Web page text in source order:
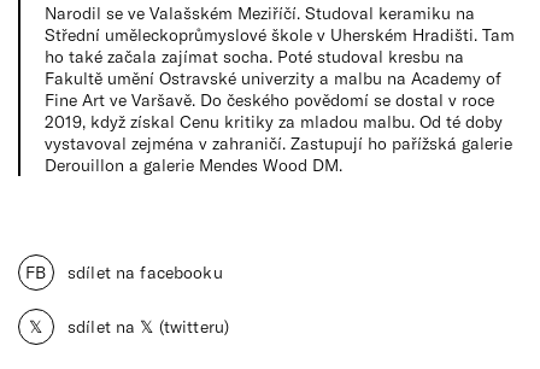
Narodil se ve Valašském Meziříčí. Studoval keramiku na
Střední uměleckoprůmyslové škole v Uherském Hradišti. Tam
ho také začala zajímat socha. Poté studoval kresbu na
Fakultě umění Ostravské univerzity a malbu na Academy of
Fine Art ve Varšavě. Do českého povědomí se dostal v roce
2019, když získal Cenu kritiky za mladou malbu. Od té doby
vystavoval zejména v zahraničí. Zastupují ho pařížská galerie
Derouillon a galerie Mendes Wood DM.
FB sdílet na facebooku
𝕏 sdílet na 𝕏 (twitteru)